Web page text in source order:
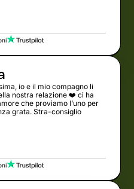
io e il mio compagno li
nostra relazione ❤️ ci ha
che proviamo l’uno per
grata. Stra-consiglio